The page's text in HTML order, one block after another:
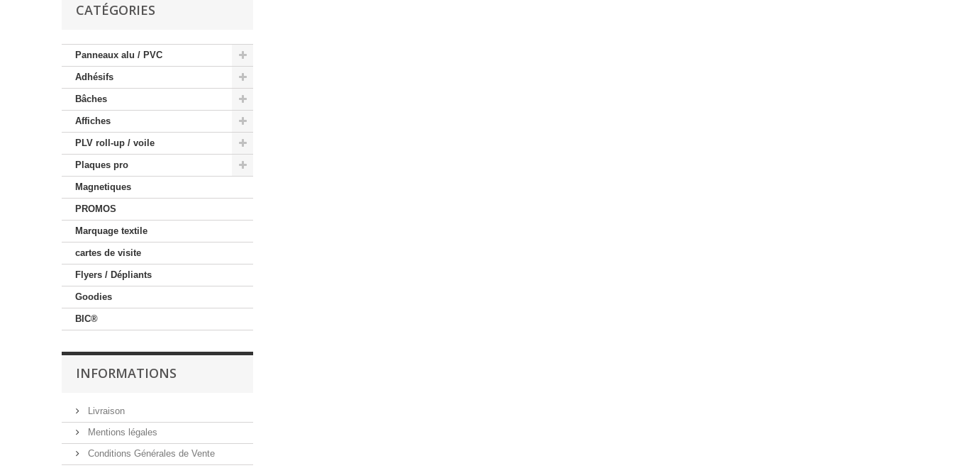
CATÉGORIES
Panneaux alu / PVC
Adhésifs
Bâches
Affiches
PLV roll-up / voile
Plaques pro
Magnetiques
PROMOS
Marquage textile
cartes de visite
Flyers / Dépliants
Goodies
BIC®
INFORMATIONS
Livraison
Mentions légales
Conditions Générales de Vente